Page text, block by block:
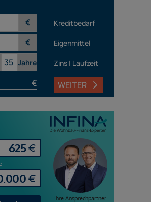
€ Kreditbedarf
€
Eigenmittel
Jahre Zins | Laufzeit
€ WEITER